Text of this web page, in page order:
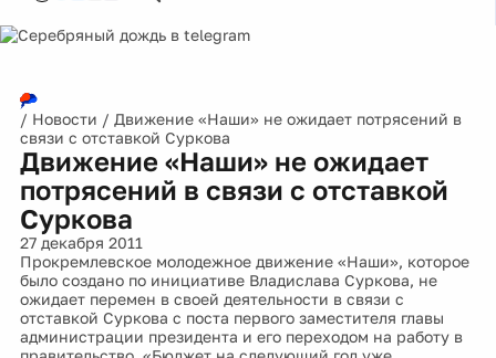
/ Новости / Движение «Наши» не ожидает потрясений в
связи с отставкой Суркова
Движение «Наши» не ожидает
потрясений в связи с отставкой
Суркова
27 декабря 2011
Прокремлевское молодежное движение «Наши», которое
было создано по инициативе Владислава Суркова, не
ожидает перемен в своей деятельности в связи с
отставкой Суркова с поста первого заместителя главы
администрации президента и его переходом на работу в